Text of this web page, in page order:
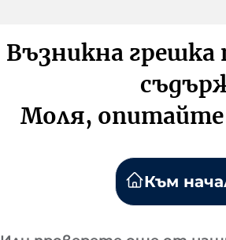
Възникна грешка
Моля,
Към